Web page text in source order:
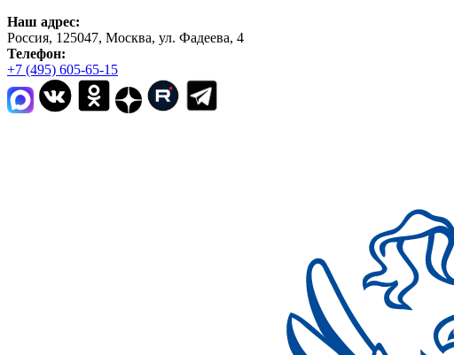
Наш адрес:
Россия, 125047, Москва, ул. Фадеева, 4
Телефон:
+7 (495) 605-65-15